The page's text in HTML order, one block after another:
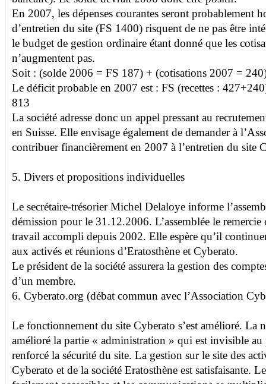
En 2007, les dépenses courantes seront probablement
d’entretien du site (FS 1400) risquent de ne pas être
le budget de gestion ordinaire étant donné que les
n’augmentent pas.
Soit : (solde 2006 = FS 187) + (cotisations 2007 =
Le déficit probable en 2007 est : FS (recettes :
813
La société adresse donc un appel pressant au
en Suisse. Elle envisage également de demander à
contribuer financièrement en 2007 à l’entretien du site
5. Divers et propositions individuelles
Le secrétaire-trésorier Michel Delaloye informe
démission pour le 31.12.2006. L’assemblée le remercie
travail accompli depuis 2002. Elle espère qu’il
aux activés et réunions d’Eratosthène et Cyberato.
Le président de la société assurera la gestion des
d’un membre.
6. Cyberato.org (débat commun avec l’Association
Le fonctionnement du site Cyberato s’est amélioré. La
amélioré la partie « administration » qui est invisible
renforcé la sécurité du site. La gestion sur le site des
Cyberato et de la société Eratosthène est satisfaisante.